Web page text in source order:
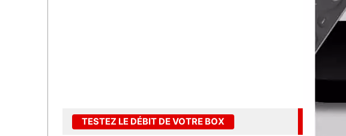
TESTEZ LE DÉBIT DE VOTRE BOX